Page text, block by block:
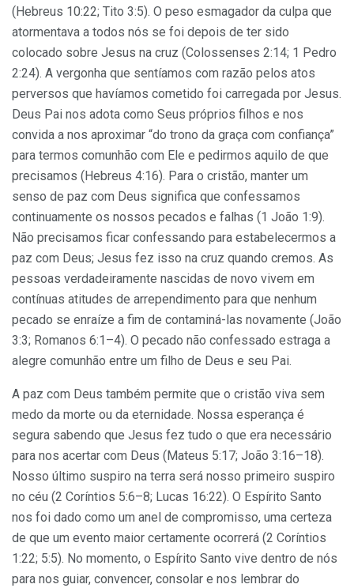
(Hebreus 10:22; Tito 3:5). O peso esmagador da culpa que
atormentava a todos nós se foi depois de ter sido
colocado sobre Jesus na cruz (Colossenses 2:14; 1 Pedro
2:24). A vergonha que sentíamos com razão pelos atos
perversos que havíamos cometido foi carregada por Jesus.
Deus Pai nos adota como Seus próprios filhos e nos
convida a nos aproximar “do trono da graça com confiança”
para termos comunhão com Ele e pedirmos aquilo de que
precisamos (Hebreus 4:16). Para o cristão, manter um
senso de paz com Deus significa que confessamos
continuamente os nossos pecados e falhas (1 João 1:9).
Não precisamos ficar confessando para estabelecermos a
paz com Deus; Jesus fez isso na cruz quando cremos. As
pessoas verdadeiramente nascidas de novo vivem em
contínuas atitudes de arrependimento para que nenhum
pecado se enraíze a fim de contaminá-las novamente (João
3:3; Romanos 6:1–4). O pecado não confessado estraga a
alegre comunhão entre um filho de Deus e seu Pai.
A paz com Deus também permite que o cristão viva sem
medo da morte ou da eternidade. Nossa esperança é
segura sabendo que Jesus fez tudo o que era necessário
para nos acertar com Deus (Mateus 5:17; João 3:16–18).
Nosso último suspiro na terra será nosso primeiro suspiro
no céu (2 Coríntios 5:6–8; Lucas 16:22). O Espírito Santo
nos foi dado como um anel de compromisso, uma certeza
de que um evento maior certamente ocorrerá (2 Coríntios
1:22; 5:5). No momento, o Espírito Santo vive dentro de nós
para nos guiar, convencer, consolar e nos lembrar do